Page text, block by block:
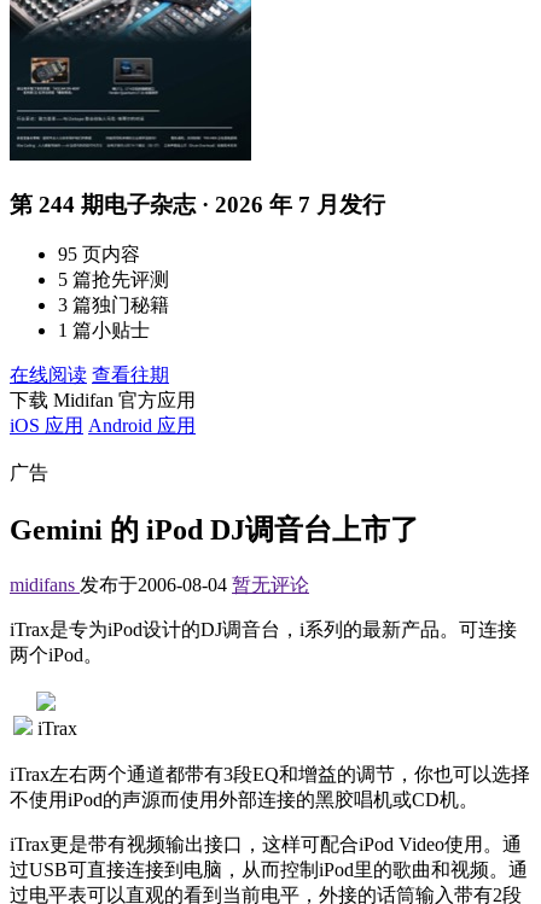
第 244 期电子杂志 · 2026 年 7 月发行
95 页内容
5 篇抢先评测
3 篇独门秘籍
1 篇小贴士
在线阅读 查看往期
下载 Midifan 官方应用
iOS 应用 Android 应用
广告
Gemini 的 iPod DJ调音台上市了
midifans 发布于2006-08-04 暂无评论
iTrax是专为iPod设计的DJ调音台，i系列的最新产品。可连接
两个iPod。
iTrax
iTrax左右两个通道都带有3段EQ和增益的调节，你也可以选择
不使用iPod的声源而使用外部连接的黑胶唱机或CD机。
iTrax更是带有视频输出接口，这样可配合iPod Video使用。通
过USB可直接连接到电脑，从而控制iPod里的歌曲和视频。通
过电平表可以直观的看到当前电平，外接的话筒输入带有2段